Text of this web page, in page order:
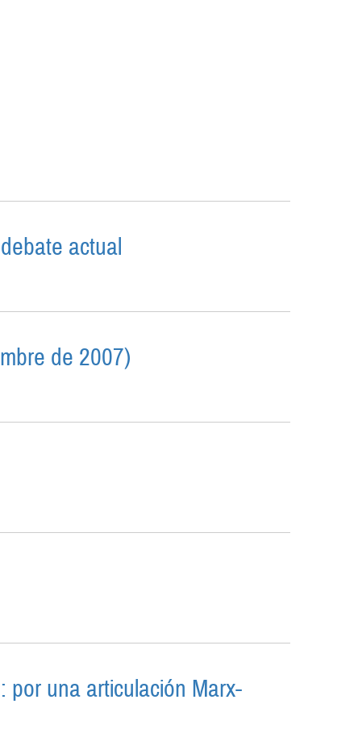
actual
de 2007)
por una articulación Marx-